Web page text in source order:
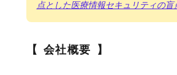
点とした医療情報セキュリティの盲
会社概要